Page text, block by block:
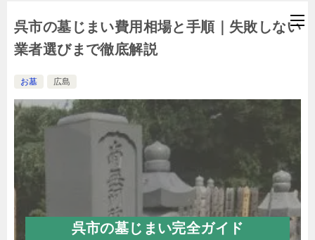
呉市の墓じまい費用相場と手順｜失敗しない
業者選びまで徹底解説
お墓 広島
呉市の墓じまい完全ガイド